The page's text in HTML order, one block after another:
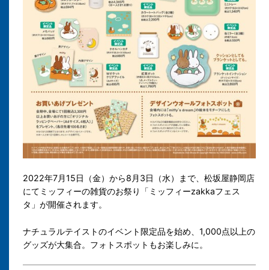
2022年7月15日（金）から8月3日（水）まで、松坂屋静岡店
にてミッフィーの雑貨のお祭り「ミッフィーzakkaフェス
タ」が開催されます。
ナチュラルテイストのイベント限定品を始め、1,000点以上の
グッズが大集合。フォトスポットもお楽しみに。